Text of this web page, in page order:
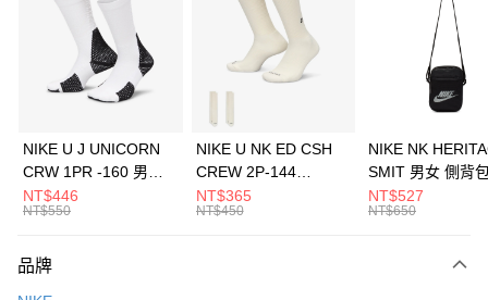
3 期 0 利率 每期 21家銀行
合作金庫商業銀行
第一商業銀行
華南商業銀行
彰化商業銀行
上海商業儲蓄銀行
元大商業銀行
台灣樂天信用卡公司
Apple Pay
全盈+PAY
AFTEE先享後付
【關於「AFTEE先享後付」】
運送方式
NIKE U J UNICORN
CRW 1PR -160 男女
中統襪 FZ3393100
NT$446
NT$550
NIKE U NK ED CSH
CREW 2P-144
EMBRDY 男女 短統襪
FZ3073133
NT$365
NT$450
NIKE NK
SMIT 男女 側背
BA5871010
NT$527
NT$650
品牌